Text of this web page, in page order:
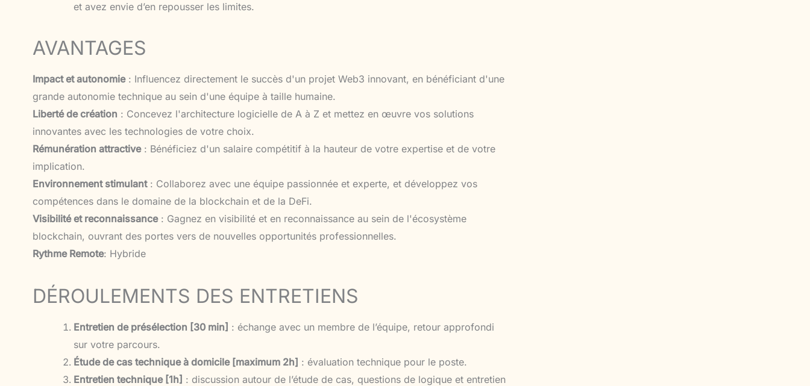
et avez envie d’en repousser les limites.
AVANTAGES
Impact et autonomie: Influencez directement le succès d'un projet Web3 innovant, en bénéficiant d'une
grande autonomie technique au sein d'une équipe à taille humaine.
Liberté de création : Concevez l'architecture logicielle de A à Z et mettez en œuvre vos solutions
innovantes avec les technologies de votre choix.
Rémunération attractive: Bénéficiez d'un salaire compétitif à la hauteur de votre expertise et de votre
implication.
Environnement stimulant: Collaborez avec une équipe passionnée et experte, et développez vos
compétences dans le domaine de la blockchain et de la DeFi.
Visibilité et reconnaissance: Gagnez en visibilité et en reconnaissance au sein de l'écosystème
blockchain, ouvrant des portes vers de nouvelles opportunités professionnelles.
Rythme Remote: Hybride
DÉROULEMENTS DES ENTRETIENS
Entretien de présélection [30 min] : échange avec un membre de l’équipe, retour approfondi
sur votre parcours.
Étude de cas technique à domicile [maximum 2h] : évaluation technique pour le poste.
Entretien technique [1h] : discussion autour de l’étude de cas, questions de logique et entretien